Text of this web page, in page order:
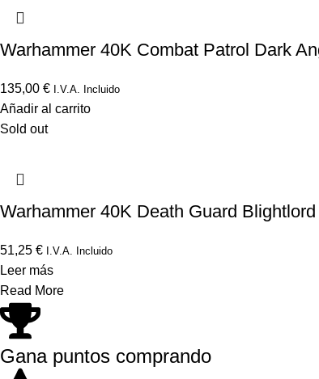
Warhammer 40K Combat Patrol Dark
135,00 € I.V.A. Incluido
Añadir al carrito
Sold out
Warhammer 40K Death Guard
51,25 € I.V.A. Incluido
Leer más
Read More
Gana puntos comprando